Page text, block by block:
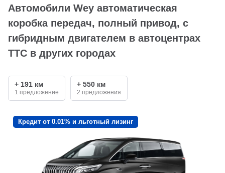
Автомобили Wey автоматическая
коробка передач, полный привод, с
гибридным двигателем в автоцентрах
ТТС в других городах
+ 191 км
1 предложение
+ 550 км
2 предложения
Кредит от 0.01% и льготный лизинг